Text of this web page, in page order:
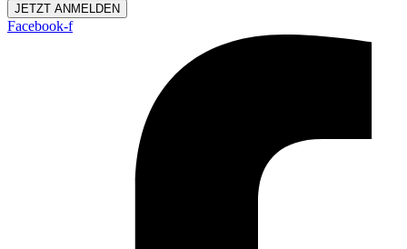
JETZT ANMELDEN
Facebook-f